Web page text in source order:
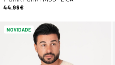
44.99€
NOVIDADE